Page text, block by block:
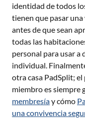
identidad de todos
tienen que pasar
antes de que sean
todas las
personal para usar a
individual.
otra casa PadSplit;
miembro es siempre
membresíay cómo
una convivencia